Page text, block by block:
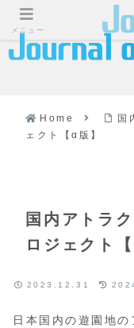
Home
国
ェクト【α版】
国内アトラ
ロジェクト【
2023.12.31
日本国内の遊園地
メニュー